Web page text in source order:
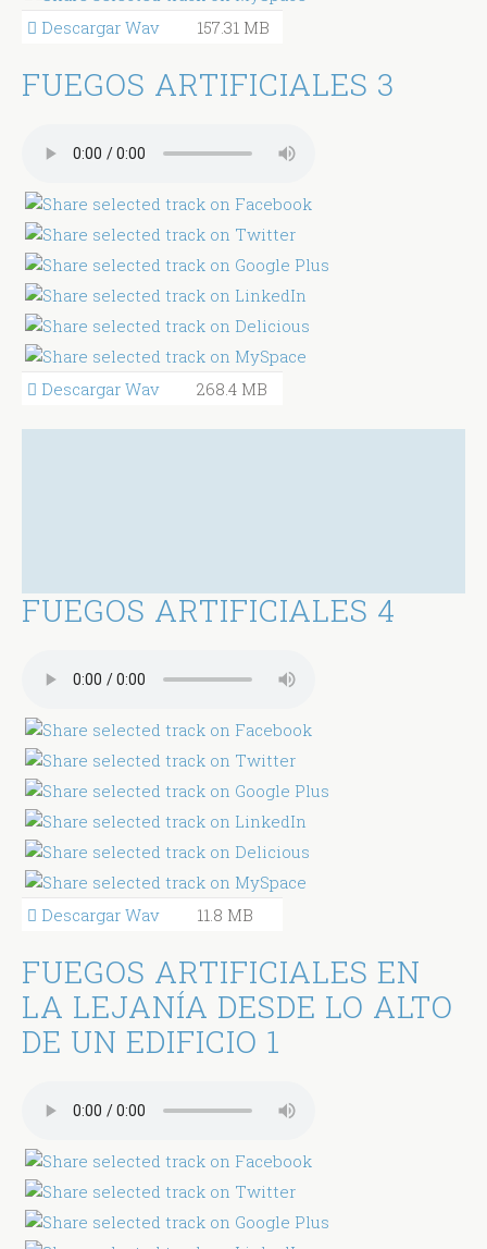
Descargar Wav 157.31 MB
FUEGOS ARTIFICIALES 3
Descargar Wav 268.4 MB
FUEGOS ARTIFICIALES 4
Descargar Wav 11.8 MB
FUEGOS ARTIFICIALES EN
LA LEJANÍA DESDE LO ALTO
DE UN EDIFICIO 1